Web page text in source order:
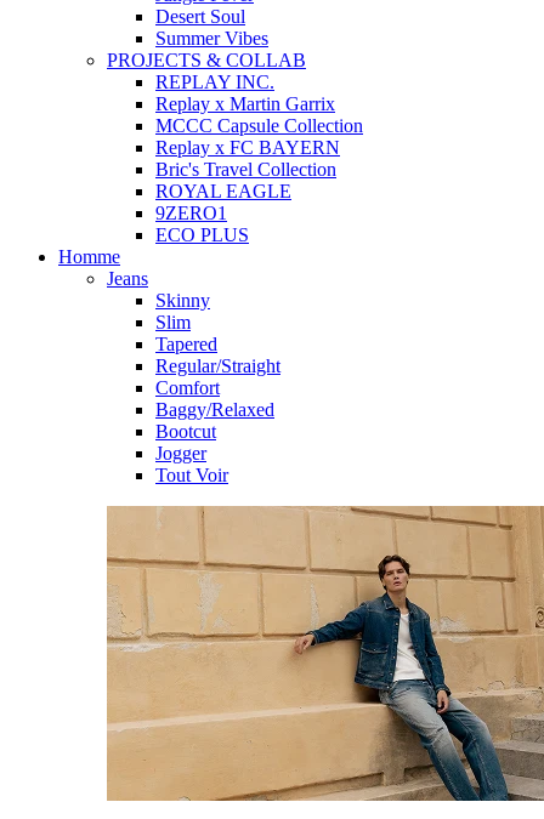
Desert Soul
Summer Vibes
PROJECTS & COLLAB
REPLAY INC.
Replay x Martin Garrix
MCCC Capsule Collection
Replay x FC BAYERN
Bric's Travel Collection
ROYAL EAGLE
9ZERO1
ECO PLUS
Homme
Jeans
Skinny
Slim
Tapered
Regular/Straight
Comfort
Baggy/Relaxed
Bootcut
Jogger
Tout Voir